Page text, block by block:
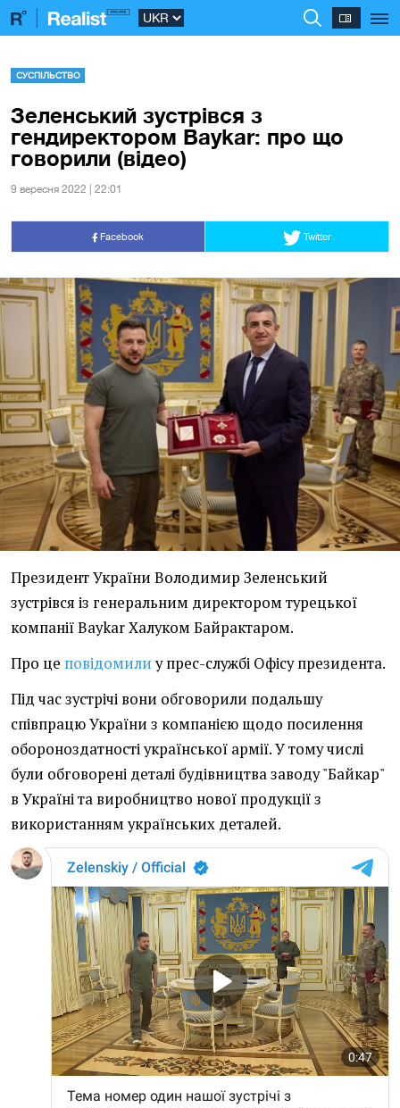
СУСПІЛЬСТВО
Зеленський зустрівся з
гендиректором Baykar: про що
говорили (відео)
9 вересня 2022 | 22:01
Facebook Twitter
Президент України Володимир Зеленський
зустрівся із генеральним директором турецької
компанії Baykar Халуком Байрактаром.
Про це повідомилиу прес-службі Офісу президента.
Під час зустрічі вони обговорили подальшу
співпрацю України з компанією щодо посилення
обороноздатності української армії. У тому числі
були обговорені деталі будівництва заводу "Байкар"
в Україні та виробництво нової продукції з
використанням українських деталей.